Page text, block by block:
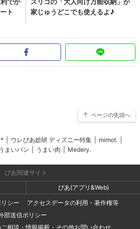
ページの先頭へ
* ウレぴあ総研 ディズニー特集 mimot.
うまいパン うまい肉 Medery.
ぴあ関連サイト
ぴあ(アプリ&Web)
シー
アクセスデータの利用・著作権等
部送信ポリシー
相談・情報掲載・その他お問い合わせ